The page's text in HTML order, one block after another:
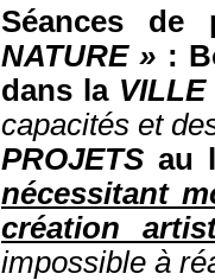
Séances
NATURE » :
dans la
capacités et
PROJETS au
nécessitant
création
impossible à